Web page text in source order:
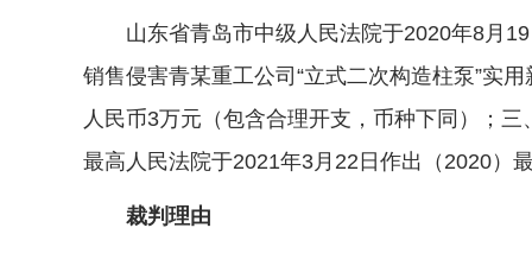
山东省青岛市中级人民法院于2020年8月19
销售侵害青某重工公司“立式二次构造柱泵”实
人民币3万元（包含合理开支，币种下同）；
最高人民法院于2021年3月22日作出（2020）
裁判理由